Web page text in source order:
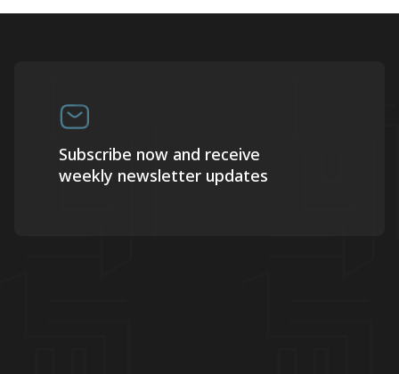
Subscribe now and receive
weekly newsletter updates